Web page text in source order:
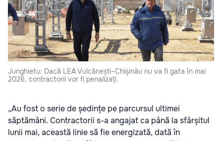
Junghietu: Dacă LEA Vulcănești–Chișinău nu va fi gata în mai
2026, contractorii vor fi penalizați.
„Au fost o serie de ședințe pe parcursul ultimei
săptămâni. Contractorii s-a angajat ca până la sfârșitul
lunii mai, această linie să fie energizată, dată în